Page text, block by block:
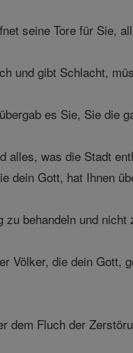
seine Tore für Sie,
und gibt Schlacht,
es Sie, Sie die
alles, was die Stadt
dein Gott, hat Ihnen
behandeln und
Völker, die dein Gott,
dem Fluch der